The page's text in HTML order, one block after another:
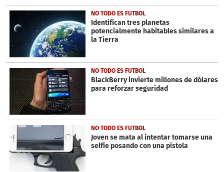
NO TODO ES FUTBOL
Identifican tres planetas
potencialmente habitables similares a
la Tierra
NO TODO ES FUTBOL
BlackBerry invierte millones de dólares
para reforzar seguridad
NO TODO ES FUTBOL
Joven se mata al intentar tomarse una
selfie posando con una pistola